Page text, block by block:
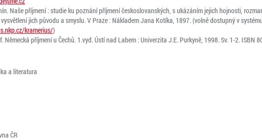
Naše příjmení : studie ku poznání příjmení českoslovanských, s ukázáním jejich hojnosti,
jich původu a smyslu. V Praze : Nákladem Jana Kotíka, 1897. (volně dostupný v
kramerius/)
Německá příjmení u Čechů. 1.vyd. Ústí nad Labem : Univerzita J.E. Purkyně, 1998. Sv. 1-2. ISBN
a literatura
ČR